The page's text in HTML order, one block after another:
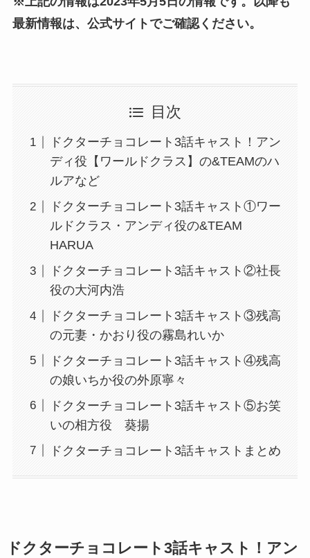
最新情報は、公式サイトでご確認ください。
目次
ドクターチョコレート3話キャスト！アン
ディ役【ワールドクラス】の&TEAMのハ
ルアなど
ドクターチョコレート3話キャスト①ワー
ルドクラス・アンディ役の&TEAM
HARUA
ドクターチョコレート3話キャスト②社長
役の大河内浩
ドクターチョコレート3話キャスト③残高
の元妻・かおり役の霧島れいか
ドクターチョコレート3話キャスト④残高
の娘いちか役の外原寧々
ドクターチョコレート3話キャスト⑤お笑
いの相方役 葵揚
ドクターチョコレート3話キャストまとめ
ドクターチョコレート3話キャスト！アン